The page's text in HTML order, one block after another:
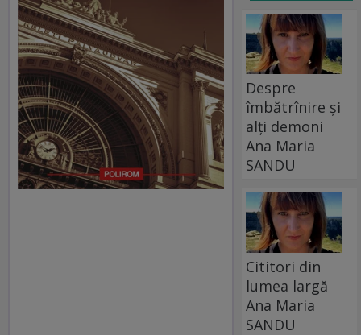
Despre
îmbătrînire și
alți demoni
Ana Maria
SANDU
Cititori din
lumea largă
Ana Maria
SANDU